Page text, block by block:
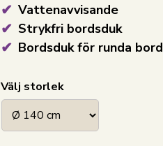
Vattenavvisande
Strykfri bordsduk
Bordsduk för runda bord
Välj storlek